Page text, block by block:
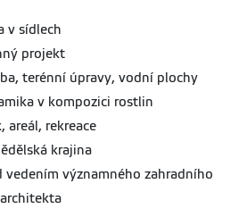
v sídlech
projekt
terénní úpravy, vodní plochy
v kompozici rostlin
areál, rekreace
krajina
významného zahradního